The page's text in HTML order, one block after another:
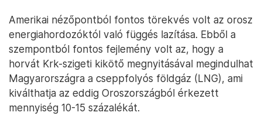
Amerikai nézőpontból fontos törekvés volt az orosz
energiahordozóktól való függés lazítása. Ebből a
szempontból fontos fejlemény volt az, hogy a
horvát Krk-szigeti kikötő megnyitásával megindulhat
Magyarországra a cseppfolyós földgáz (LNG), ami
kiválthatja az eddig Oroszországból érkezett
mennyiség 10-15 százalékát.